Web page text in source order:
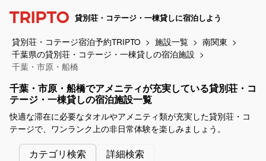
貸別荘・コテージ・一棟貸しに宿泊しよう
貸別荘・コテージ宿泊予約TRIPTO 施設一覧
南関東
千葉県の貸別荘・コテージ・一棟貸しの宿泊施設
千葉・市原・船橋
千葉・市原・船橋でアメニティが充実している貸別荘・コ
テージ・一棟貸しの宿泊施設一覧
快適な滞在に必要なタオルやアメニティ類が充実した貸別荘・コ
テージで、ワンランク上の非日常体験を楽しみましょう。
カテゴリ検索
詳細検索